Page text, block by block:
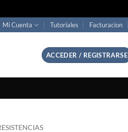
Mi Cuenta Tutoriales Facturacion
ACCEDER / REGISTRARSE